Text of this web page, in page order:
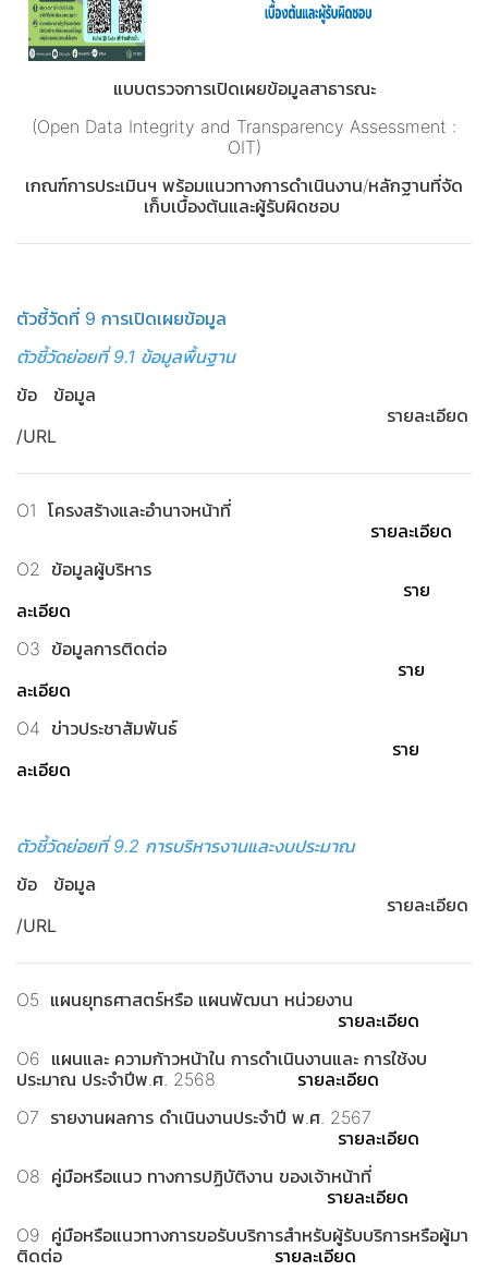
แบบตรวจการเปิดเผยข้อมูลสาธารณะ
(Open Data Integrity and Transparency Assessment :
OIT)
เกณฑ์การประเมินฯ พร้อมแนวทางการดำเนินงาน/หลักฐานที่จัด
เก็บเบื้องต้นและผู้รับผิดชอบ
ตัวชี้วัดที่ 9 การเปิดเผยข้อมูล
ตัวชี้วัดย่อยที่ 9.1 ข้อมูลพื้นฐาน
ข้อ ข้อมูล
รายละเอียด
/URL
O1 โครงสร้างและอำนาจหน้าที่
รายละเอียด
O2 ข้อมูลผู้บริหาร
ราย
ละเอียด
O3 ข้อมูลการติดต่อ
ราย
ละเอียด
O4 ข่าวประชาสัมพันธ์
ราย
ละเอียด
ตัวชี้วัดย่อยที่ 9.2 การบริหารงานและงบประมาณ
ข้อ ข้อมูล
รายละเอียด
/URL
O5 แผนยุทธศาสตร์หรือ แผนพัฒนา หน่วยงาน
รายละเอียด
O6 แผนและ ความก้าวหน้าใน การดำเนินงานและ การใช้งบ
ประมาณ ประจำปีพ.ศ. 2568 รายละเอียด
O7 รายงานผลการ ดำเนินงานประจำปี พ.ศ. 2567
รายละเอียด
O8 คู่มือหรือแนว ทางการปฏิบัติงาน ของเจ้าหน้าที่
รายละเอียด
O9 คู่มือหรือแนวทางการขอรับบริการสำหรับผู้รับบริการหรือผู้มา
ติดต่อ รายละเอียด